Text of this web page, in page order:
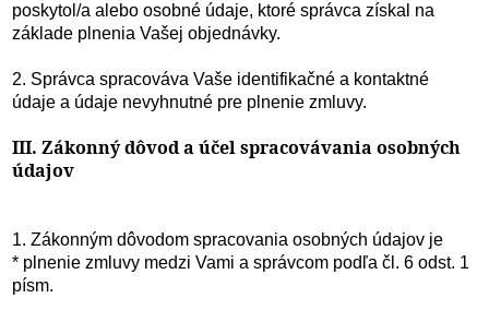
poskytol/a alebo osobné údaje, ktoré správca získal na
základe plnenia Vašej objednávky.
2. Správca spracováva Vaše identifikačné a kontaktné
údaje a údaje nevyhnutné pre plnenie zmluvy.
III. Zákonný dôvod a účel spracovávania osobných
údajov
1. Zákonným dôvodom spracovania osobných údajov je
* plnenie zmluvy medzi Vami a správcom podľa čl. 6 odst. 1
písm.